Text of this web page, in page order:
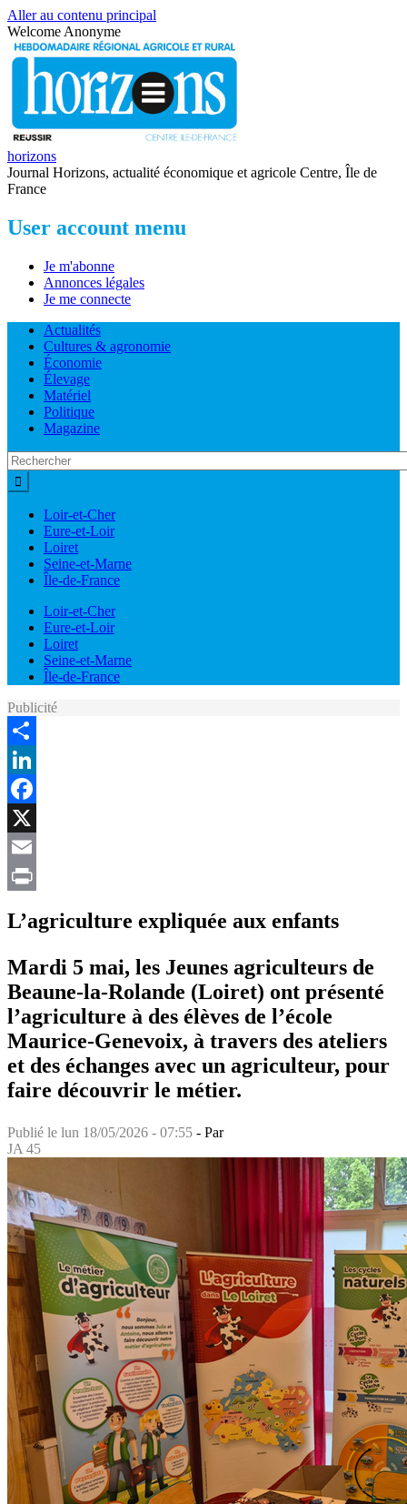
Aller au contenu principal
Welcome Anonyme
horizons
Journal Horizons, actualité économique et agricole Centre, Île de
France
User account menu
Je m'abonne
Annonces légales
Je me connecte
Actualités
Cultures & agronomie
Économie
Élevage
Matériel
Politique
Magazine
Loir-et-Cher
Eure-et-Loir
Loiret
Seine-et-Marne
Île-de-France
Loir-et-Cher
Eure-et-Loir
Loiret
Seine-et-Marne
Île-de-France
Publicité
Share
LinkedIn
Facebook
X
Email
L’agriculture expliquée aux enfants
Mardi 5 mai, les Jeunes agriculteurs de
Beaune-la-Rolande (Loiret) ont présenté
l’agriculture à des élèves de l’école
Maurice-Genevoix, à travers des ateliers
et des échanges avec un agriculteur, pour
faire découvrir le métier.
Publié le lun 18/05/2026 - 07:55 - Par
JA 45